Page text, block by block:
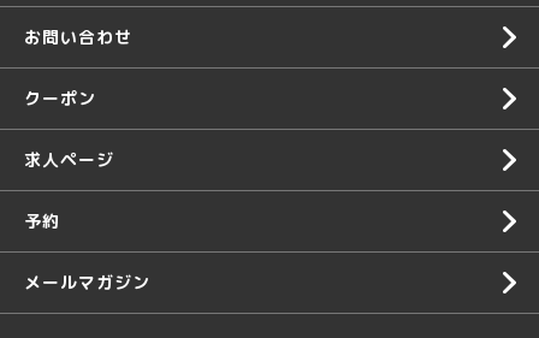
お問い合わせ
クーポン
求人ページ
予約
メールマガジン